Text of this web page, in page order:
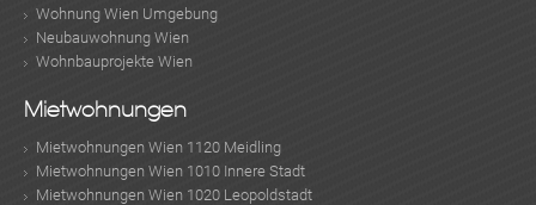
Wohnung Wien Umgebung
Neubauwohnung Wien
Wohnbauprojekte Wien
Mietwohnungen
Mietwohnungen Wien 1120 Meidling
Mietwohnungen Wien 1010 Innere Stadt
Mietwohnungen Wien 1020 Leopoldstadt